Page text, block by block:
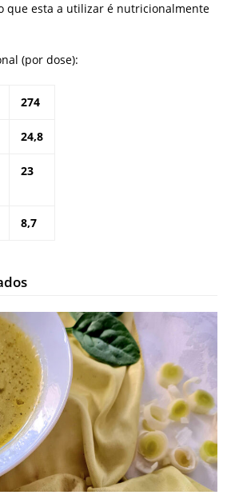
que esta a utilizar é nutricionalmente
(por dose):
274
24,8
23
8,7